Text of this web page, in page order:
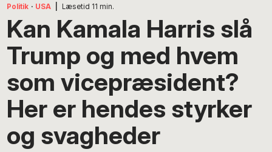
Politik · USA Læsetid 11 min.
Kan Kamala Harris slå
Trump og med hvem
som vicepræsident?
Her er hendes styrker
og svagheder